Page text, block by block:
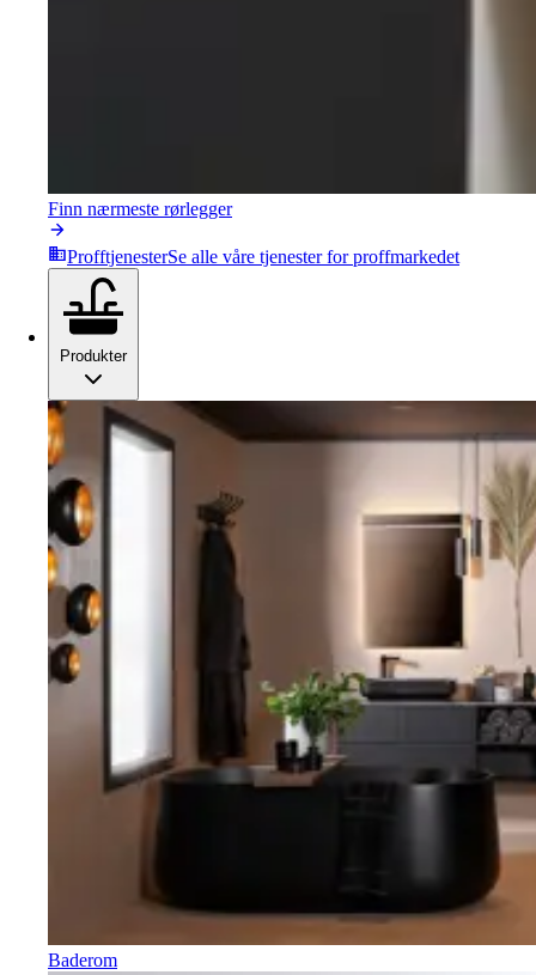
Finn nærmeste rørlegger
ProfftjenesterSe alle våre tjenester for proffmarkedet
Produkter
Baderom